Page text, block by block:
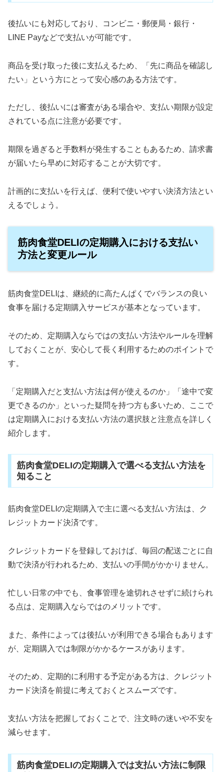
後払いにも対応しており、コンビニ・郵便局・銀行・
LINE Payなどで支払いが可能です。
商品を受け取った後に支払えるため、「先に商品を確認し
たい」という方にとって安心感のある方法です。
ただし、後払いには審査がある場合や、支払い期限が設定
されている点に注意が必要です。
期限を過ぎると手数料が発生することもあるため、請求書
が届いたら早めに対応することが大切です。
計画的に支払いを行えば、便利で使いやすい決済方法とい
えるでしょう。
筋肉食堂DELIの定期購入における支払い
方法と変更ルール
筋肉食堂DELIは、継続的に高たんぱくでバランスの良い
食事を届ける定期購入サービスが基本となっています。
そのため、定期購入ならではの支払い方法やルールを理解
しておくことが、安心して長く利用するためのポイントで
す。
「定期購入だと支払い方法は何が使えるのか」「途中で変
更できるのか」といった疑問を持つ方も多いため、ここで
は定期購入における支払い方法の選択肢と注意点を詳しく
紹介します。
筋肉食堂DELIの定期購入で選べる支払い方法を
知ること
筋肉食堂DELIの定期購入で主に選べる支払い方法は、ク
レジットカード決済です。
クレジットカードを登録しておけば、毎回の配送ごとに自
動で決済が行われるため、支払いの手間がかかりません。
忙しい日常の中でも、食事管理を途切れさせずに続けられ
る点は、定期購入ならではのメリットです。
また、条件によっては後払いが利用できる場合もあります
が、定期購入では制限がかかるケースがあります。
そのため、定期的に利用する予定がある方は、クレジット
カード決済を前提に考えておくとスムーズです。
支払い方法を把握しておくことで、注文時の迷いや不安を
減らせます。
筋肉食堂DELIの定期購入では支払い方法に制限